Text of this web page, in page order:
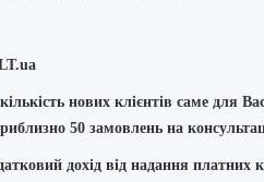
.ua
нових клієнтів саме для
50 замовлень на
дохід від надання платних